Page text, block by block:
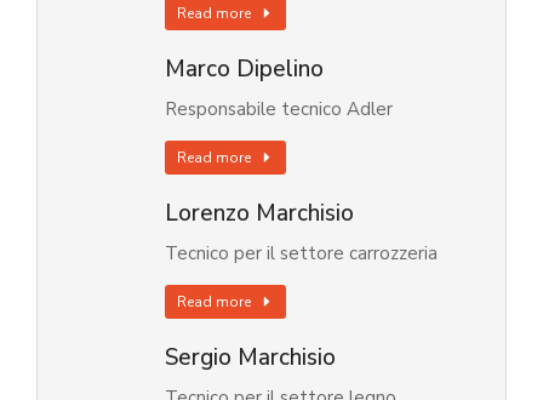
Read more
Marco Dipelino
Responsabile tecnico Adler
Read more
Lorenzo Marchisio
Tecnico per il settore carrozzeria
Read more
Sergio Marchisio